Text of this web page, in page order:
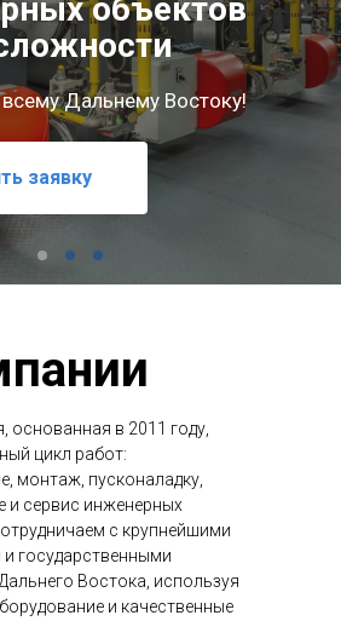
объектов
заявку
Дальнему Востоку!
основанная в 2011 году,
цикл работ:
монтаж, пусконаладку,
и сервис инженерных
с крупнейшими
государственными
Востока, используя
и качественные
заявку
проекты любой сложности —
до полного обслуживания
объектов